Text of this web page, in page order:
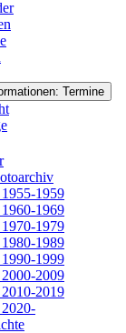
Termine
1959
1969
1979
1989
1999
2009
2019